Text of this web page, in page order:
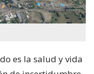
es la salud y vida